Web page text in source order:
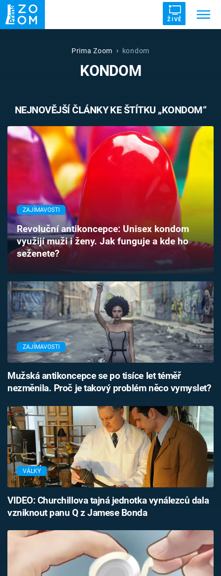
ŽIVĚ
UFO DRUHÁ SVĚTOVÁ VÁLKA
VETŘELCI DÁVNOVĚKU
Témata
Témata
Pořady
TV Program
Časopis
Sledujte prima+
Přihlášení
Sledujte nás
Prima Zoom kondom
KONDOM
NEJNOVĚJŠÍ ČLÁNKY KE ŠTÍTKU „KONDOM“
ZAJÍMAVOSTI
Revoluční antikoncepce: Unisex kondom
využijí muži i ženy. Jak funguje a kde ho
seženete?
ZAJÍMAVOSTI
Mužská antikoncepce se po tisíce let téměř
nezměnila. Proč je takový problém něco vymyslet?
VÁLKY
VIDEO: Churchillova tajná jednotka vynálezců dala
vzniknout panu Q z Jamese Bonda